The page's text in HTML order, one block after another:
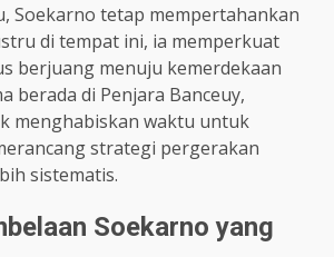
Soekarno tetap mempertahankan
di tempat ini, ia memperkuat
berjuang menuju kemerdekaan
berada di Penjara Banceuy,
menghabiskan waktu untuk
strategi pergerakan
sistematis.
Soekarno yang